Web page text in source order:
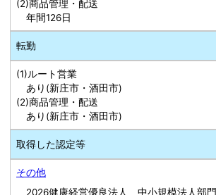
(2)商品管理・配送
年間126日
転勤
(1)ルート営業
あり(新庄市・酒田市)
(2)商品管理・配送
あり(新庄市・酒田市)
取得した認定等
その他
2026健康経営優良法人 中小規模法人部門